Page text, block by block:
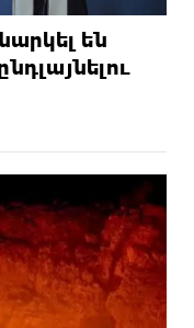
են